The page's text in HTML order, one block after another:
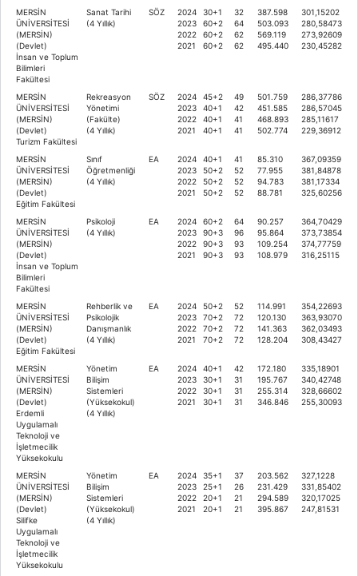
MERSİN
ÜNİVERSİTESİ
(MERSİN)
(Devlet)
İnsan ve Toplum
Bilimleri
Fakültesi
Sanat Tarihi
(4 Yıllık)
SÖZ
2024
2023
2022
2021
30+1
60+2
60+2
60+2
32
64
62
62
387.598
503.093
569.119
495.440
301,15202
280,58473
273,92609
230,45282
MERSİN
ÜNİVERSİTESİ
(MERSİN)
(Devlet)
Turizm Fakültesi
Rekreasyon
Yönetimi
(Fakülte)
(4 Yıllık)
SÖZ
2024
2023
2022
2021
45+2
40+1
40+1
40+1
49
42
41
41
501.759
451.585
468.893
502.774
286,37786
286,57045
285,11617
229,36912
MERSİN
ÜNİVERSİTESİ
(MERSİN)
(Devlet)
Eğitim Fakültesi
Sınıf
Öğretmenliği
(4 Yıllık)
EA
2024
2023
2022
2021
40+1
50+2
50+2
50+2
41
52
52
52
85.310
77.955
94.783
88.781
367,09359
381,84878
381,17334
325,60256
MERSİN
ÜNİVERSİTESİ
(MERSİN)
(Devlet)
İnsan ve Toplum
Bilimleri
Fakültesi
Psikoloji
(4 Yıllık)
EA
2024
2023
2022
2021
60+2
90+3
90+3
90+3
64
96
93
93
90.257
95.864
109.254
108.979
364,70429
373,73854
374,77759
316,25115
MERSİN
ÜNİVERSİTESİ
(MERSİN)
(Devlet)
Eğitim Fakültesi
Rehberlik ve
Psikolojik
Danışmanlık
(4 Yıllık)
EA
2024
2023
2022
2021
50+2
70+2
70+2
70+2
52
72
72
72
114.991
120.130
141.363
128.204
354,22693
363,93070
362,03493
308,43427
MERSİN
ÜNİVERSİTESİ
(MERSİN)
(Devlet)
Erdemli
Uygulamalı
Teknoloji ve
İşletmecilik
Yüksekokulu
Yönetim
Bilişim
Sistemleri
(Yüksekokul)
(4 Yıllık)
EA
2024
2023
2022
2021
40+1
30+1
30+1
30+1
42
31
31
31
172.180
195.767
255.314
346.846
335,18901
340,42748
328,66602
255,30093
MERSİN
ÜNİVERSİTESİ
(MERSİN)
(Devlet)
Silifke
Uygulamalı
Teknoloji ve
İşletmecilik
Yüksekokulu
Yönetim
Bilişim
Sistemleri
(Yüksekokul)
(4 Yıllık)
EA
2024
2023
2022
2021
35+1
25+1
20+1
20+1
37
26
21
21
203.562
231.429
294.589
395.867
327,1228
331,85402
320,17025
247,81531